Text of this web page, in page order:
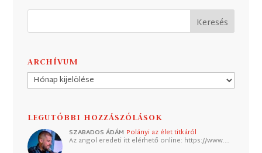
ARCHÍVUM
Archívum
LEGUTÓBBI HOZZÁSZÓLÁSOK
SZABADOS ÁDÁM Polányi az élet titkáról
Az angol eredeti itt elérhető online: https://www.…